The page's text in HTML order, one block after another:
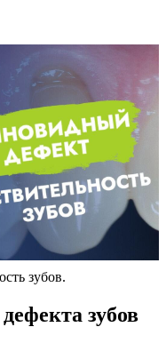
зубов.
зубов